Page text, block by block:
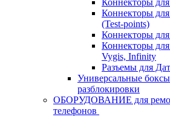
Коннекторы
Коннекторы для
(Test-points)
Коннекторы
Коннекторы
Vygis, Infinity
Разъемы для
Универсальные
разблокировки
ОБОРУДОВАНИЕ для
телефонов